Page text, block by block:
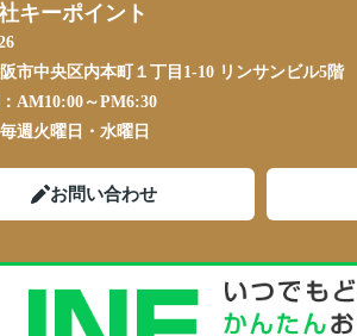
キーポイント
市中央区内本町１丁目1-10 リンサンビル5階
AM10:00～PM6:30
毎週火曜日・水曜日
お問い合わせ